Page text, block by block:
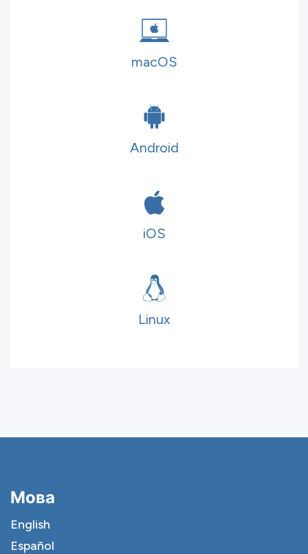
macOS
Android
iOS
Linux
Мова
English
Español